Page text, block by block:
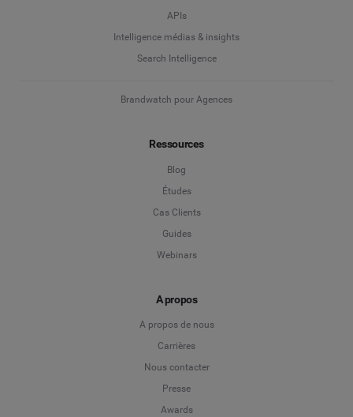
APIs
Intelligence médias & insights
Search Intelligence
Brandwatch pour Agences
Ressources
Blog
Études
Cas Clients
Guides
Webinars
A propos
A propos de nous
Carrières
Nous contacter
Presse
Awards